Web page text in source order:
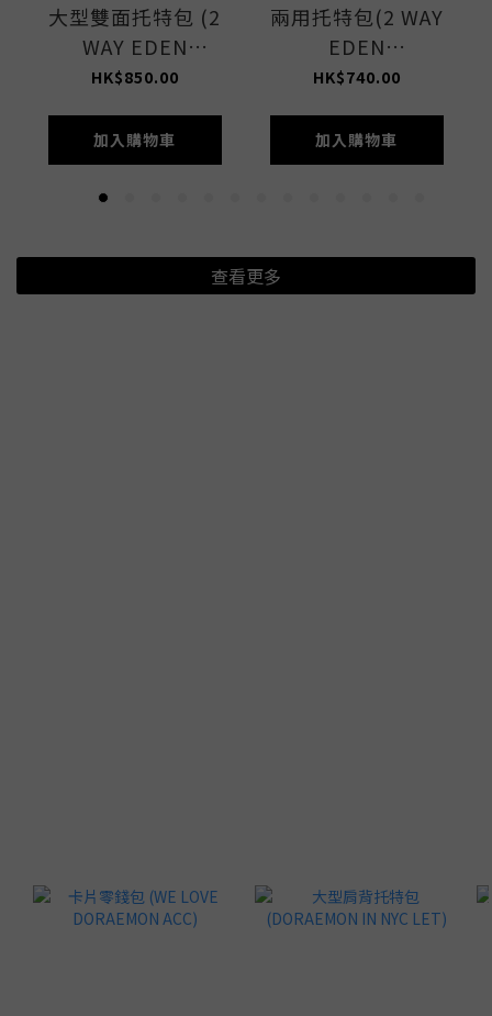
大型雙面托特包 (2
WAY EDEN
GREEN/STONE)
HK$850.00
加入購物車
兩用托特包(2 WAY
EDEN
GREEN/STONE)
HK$740.00
加入購物車
查看更多